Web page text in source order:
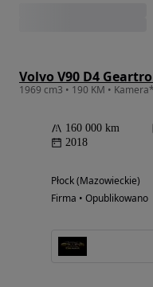
Volvo V90 D4
160 000 km
2018
Płock (Mazowieckie)
Firma • Opublikowano